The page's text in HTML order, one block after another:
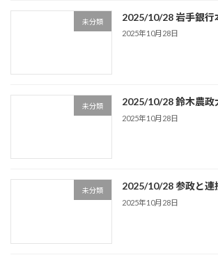
未分類 2025/10/28 岩手銀行
2025年10月28日
未分類 2025/10/28 鈴木農政
2025年10月28日
未分類 2025/10/28 参政と連
2025年10月28日